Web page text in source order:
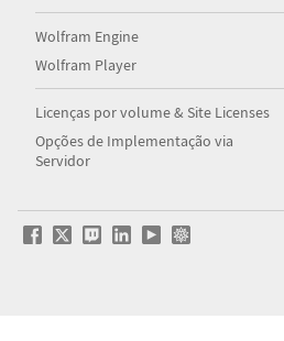
Wolfram Engine
Wolfram Player
Licenças por volume & Site Licenses
Opções de Implementação via
Servidor